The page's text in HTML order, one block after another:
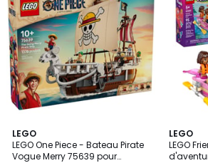
LEGO
LEGO One Piece - Bateau Pirate
Vogue Merry 75639 pour
4,6
/ 5
LEGO
LEGO
5
/
5